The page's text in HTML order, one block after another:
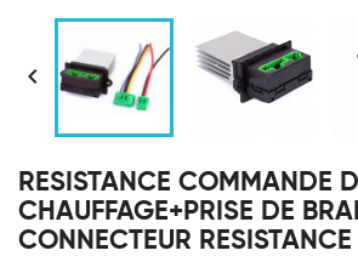

RESISTANCE COMMANDE
CHAUFFAGE+PRISE DE
CONNECTEUR RESISTANCE